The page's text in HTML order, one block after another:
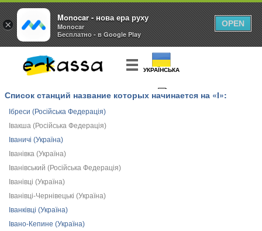
УКРАЇНСЬКА
Список станций название которых начинается на «І»:
Ібреси (Російська Федерація)
Івакша (Російська Федерація)
Іваничі (Україна)
Іванівка (Україна)
Іванівський (Російська Федерація)
Іванівці (Україна)
Іванівці-Чернівецькі (Україна)
Іванківці (Україна)
Івано-Кепине (Україна)
×
Monocar - нова ера руху
Monocar
Бесплатно - в Google Play
OPEN